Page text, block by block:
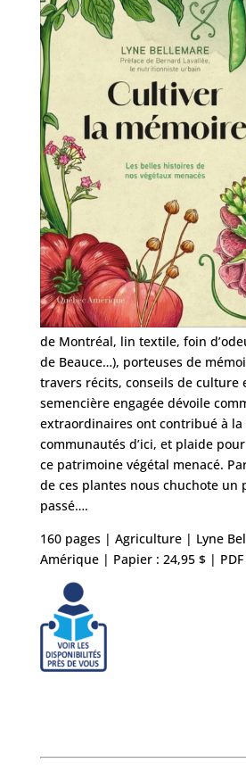
de Montréal, lin textile, foin
de Beauce…), porteuses de
travers récits, conseils de culture
semencière engagée dévoile
extraordinaires ont contribué à la
communautés d’ici, et plaide
ce patrimoine végétal menacé.
de ces plantes nous chuchote un
passé….
160 pages | Agriculture | Lyne
Amérique | Papier : 24,95 $ | PDF